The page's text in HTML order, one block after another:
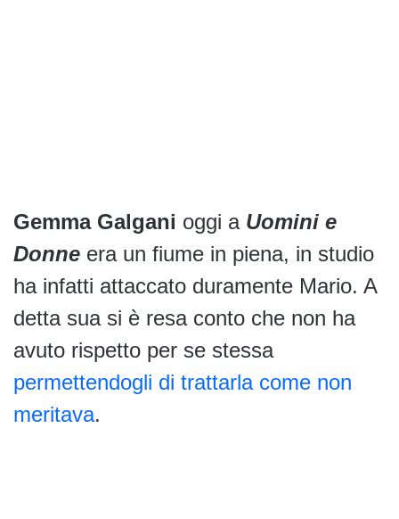
Gemma Galgani oggi a Uomini e
Donne era un fiume in piena, in studio
ha infatti attaccato duramente Mario. A
detta sua si è resa conto che non ha
avuto rispetto per se stessa
permettendogli di trattarla come non
meritava.